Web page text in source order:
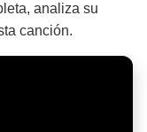
analiza su
canción.